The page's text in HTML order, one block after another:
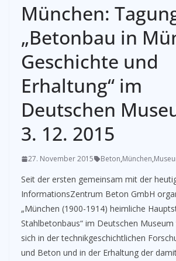
München:
„Betonbau in
Geschichte und
Erhaltung“ im
Deutschen
3. 12. 2015
27. November 2015 Beton,München,
Seit der ersten gemeinsam mit der
InformationsZentrum Beton GmbH
„München (1900-1914) heimliche
Stahlbetonbaus“ im Deutschen
sich in der technikgeschichtlichen
und Beton und in der Erhaltung der